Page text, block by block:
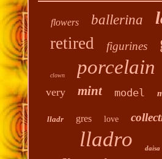
flowers ballerina
retired figurines
clown porcelain
very mint model
lladr gres love
lladro daisa